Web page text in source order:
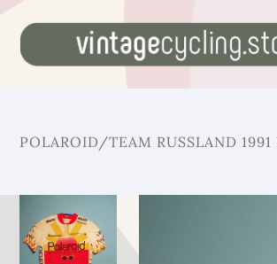
POLAROID/TEAM RUSSLAND